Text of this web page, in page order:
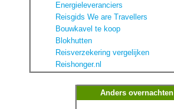
Energieleveranciers
Reisgids We are Travellers
Bouwkavel te koop
Blokhutten
Reisverzekering vergelijken
Reishonger.nl
Anders overnachten